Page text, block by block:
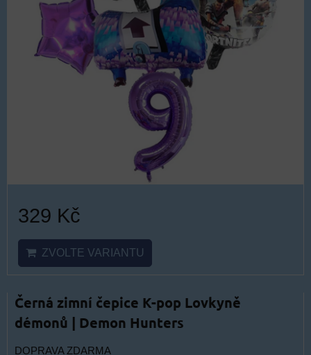
329 Kč
ZVOLTE VARIANTU
Černá zimní čepice K-pop Lovkyně
démonů | Demon Hunters
DOPRAVA ZDARMA